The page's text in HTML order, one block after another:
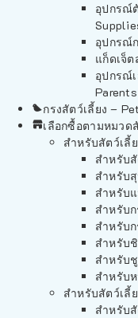
อุปกรณ์
อุปกรณ์
แก็ดเจ็
อุปกรณ์
Parents
กรงสัตว์เลี้ยง –
เลือกซื้อตามหมวด
สำหรับสัตว์เลี้
สำหรับ
สำหรับ
สำหรับ
สำหรับ
สำหรับ
สำหรับ
สำหรับ
สำหรับ
สำหรับสัตว์เลี้
สำหรับ